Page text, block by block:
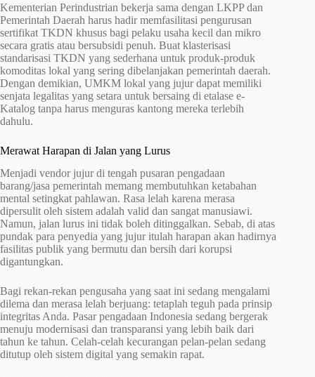
Kementerian Perindustrian bekerja sama dengan LKPP dan
Pemerintah Daerah harus hadir memfasilitasi pengurusan
sertifikat TKDN khusus bagi pelaku usaha kecil dan mikro
secara gratis atau bersubsidi penuh. Buat klasterisasi
standarisasi TKDN yang sederhana untuk produk-produk
komoditas lokal yang sering dibelanjakan pemerintah daerah.
Dengan demikian, UMKM lokal yang jujur dapat memiliki
senjata legalitas yang setara untuk bersaing di etalase e-
Katalog tanpa harus menguras kantong mereka terlebih
dahulu.
Merawat Harapan di Jalan yang Lurus
Menjadi vendor jujur di tengah pusaran pengadaan
barang/jasa pemerintah memang membutuhkan ketabahan
mental setingkat pahlawan. Rasa lelah karena merasa
dipersulit oleh sistem adalah valid dan sangat manusiawi.
Namun, jalan lurus ini tidak boleh ditinggalkan. Sebab, di atas
pundak para penyedia yang jujur itulah harapan akan hadirnya
fasilitas publik yang bermutu dan bersih dari korupsi
digantungkan.
Bagi rekan-rekan pengusaha yang saat ini sedang mengalami
dilema dan merasa lelah berjuang: tetaplah teguh pada prinsip
integritas Anda. Pasar pengadaan Indonesia sedang bergerak
menuju modernisasi dan transparansi yang lebih baik dari
tahun ke tahun. Celah-celah kecurangan pelan-pelan sedang
ditutup oleh sistem digital yang semakin rapat.